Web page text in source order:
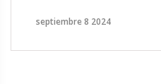
juegos actuales,
septiembre 8 2024